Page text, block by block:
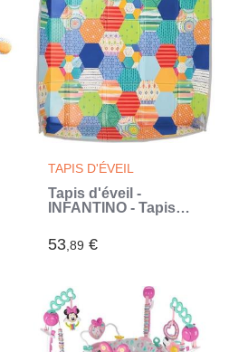
TAPIS D'ÉVEIL
Tapis d'éveil -
INFANTINO - Tapis
53,89 €